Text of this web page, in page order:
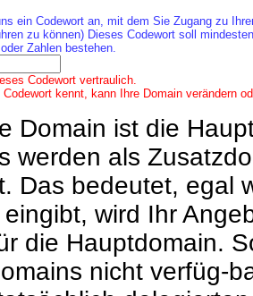
ein Codewort an, mit dem Sie Zugang zu
zu können) Dieses Codewort soll
Zahlen bestehen.
Codewort vertraulich.
kennt, kann Ihre Domain verändern
Domain ist die
werden als
Das bedeutet, egal
wird Ihr
die Hauptdomain.
nicht verfüg-